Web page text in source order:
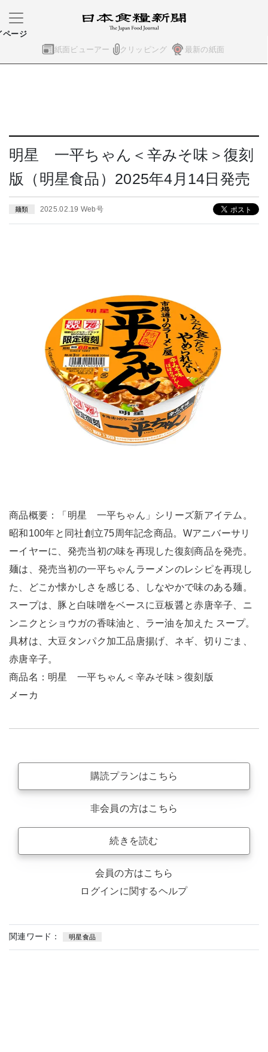
紙面ビューアー クリッピング 最新の紙面
ページ
明星 一平ちゃん＜辛みそ味＞復刻
版（明星食品）2025年4月14日発売
麺類 2025.02.19 Web号
商品概要：「明星 一平ちゃん」シリーズ新アイテム。
昭和100年と同社創立75周年記念商品。Wアニバーサリ
ーイヤーに、発売当初の味を再現した復刻商品を発売。
麺は、発売当初の一平ちゃんラーメンのレシピを再現し
た、どこか懐かしさを感じる、しなやかで味のある麺。
スープは、豚と白味噌をベースに豆板醤と赤唐辛子、ニ
ンニクとショウガの香味油と、ラー油を加えた スープ。
具材は、大豆タンパク加工品唐揚げ、ネギ、切りごま、
赤唐辛子。
商品名：明星 一平ちゃん＜辛みそ味＞復刻版
メーカ
購読プランはこちら
非会員の方はこちら
続きを読む
会員の方はこちら
ログインに関するヘルプ
関連ワード： 明星食品